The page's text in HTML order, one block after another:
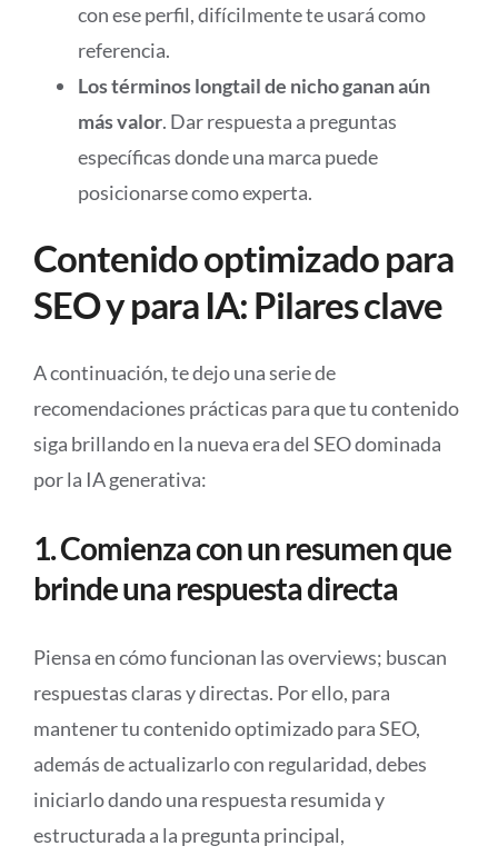
con ese perfil, difícilmente te usará como
referencia.
Los términos longtail de nicho ganan aún
más valor. Dar respuesta a preguntas
específicas donde una marca puede
posicionarse como experta.
Contenido optimizado para
SEO y para IA: Pilares clave
A continuación, te dejo una serie de
recomendaciones prácticas para que tu contenido
siga brillando en la nueva era del SEO dominada
por la IA generativa:
1. Comienza con un resumen que
brinde una respuesta directa
Piensa en cómo funcionan las overviews; buscan
respuestas claras y directas. Por ello, para
mantener tu contenido optimizado para SEO,
además de actualizarlo con regularidad, debes
iniciarlo dando una respuesta resumida y
estructurada a la pregunta principal,